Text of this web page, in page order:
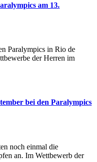
am 13.
Paralympics in Rio de
der Herren im
bei den Paralympics
noch einmal die
an. Im Wettbewerb der